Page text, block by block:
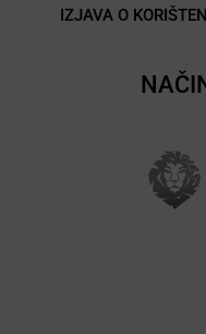
IZJAVA O